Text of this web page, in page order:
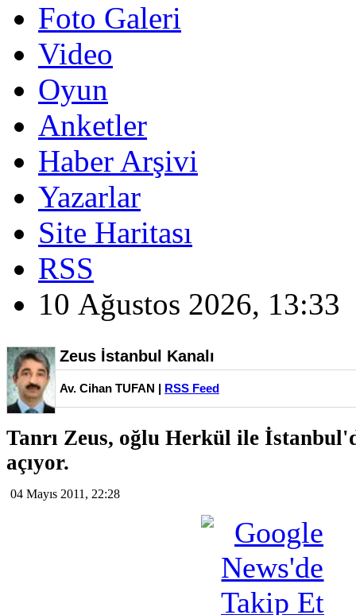
Foto Galeri
Video
Oyun
Anketler
Haber Arşivi
Yazarlar
Site Haritası
RSS
10 Ağustos 2026, 13:33
Zeus İstanbul Kanalı
Av. Cihan TUFAN | RSS Feed
Tanrı Zeus, oğlu Herkül ile
açıyor.
04 Mayıs 2011, 22:28